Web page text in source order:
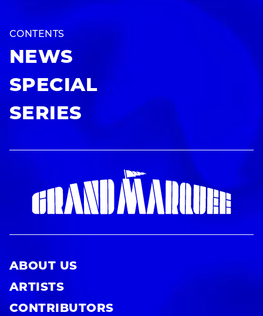
CONTENTS
NEWS
SPECIAL
SERIES
ABOUT US
ARTISTS
CONTRIBUTORS